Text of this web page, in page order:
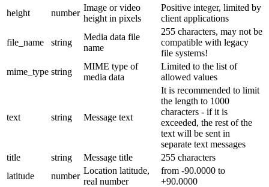
height
number
Image or video
height in pixels
Positive integer, limited by
client applications
file_name string
Media data file
name
255 characters, may not be
compatible with legacy
file systems!
mime_type string
MIME type of
media data
Limited to the list of
allowed values
text string Message text
It is recommended to limit
the length to 1000
characters - if it is
exceeded, the rest of the
text will be sent in
separate text messages
title
string Message title
255 characters
latitude
number
Location latitude,
real number
from -90.0000 to
+90.0000